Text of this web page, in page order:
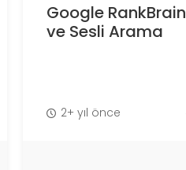
Google RankBrain
ve Sesli Arama
2+ yıl önce